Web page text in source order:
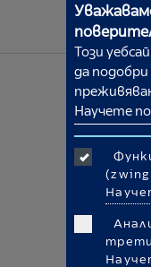
Общи
Този
да
Научете